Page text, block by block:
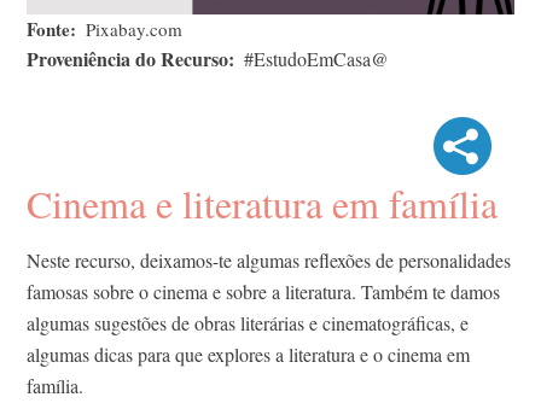
Fonte Pixabay.com
Proveniência do Recurso #EstudoEmCasa@
Cinema e literatura em família
Neste recurso, deixamos-te algumas reflexões de personalidades
famosas sobre o cinema e sobre a literatura. Também te damos
algumas sugestões de obras literárias e cinematográficas, e
algumas dicas para que explores a literatura e o cinema em
família.